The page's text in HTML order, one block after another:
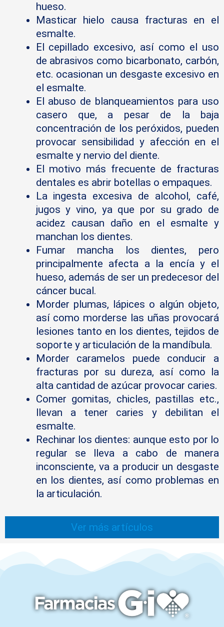
hueso.
Masticar hielo causa fracturas en el
esmalte.
El cepillado excesivo, así como el uso
de abrasivos como bicarbonato, carbón,
etc. ocasionan un desgaste excesivo en
el esmalte.
El abuso de blanqueamientos para uso
casero que, a pesar de la baja
concentración de los peróxidos, pueden
provocar sensibilidad y afección en el
esmalte y nervio del diente.
El motivo más frecuente de fracturas
dentales es abrir botellas o empaques.
La ingesta excesiva de alcohol, café,
jugos y vino, ya que por su grado de
acidez causan daño en el esmalte y
manchan los dientes.
Fumar mancha los dientes, pero
principalmente afecta a la encía y el
hueso, además de ser un predecesor del
cáncer bucal.
Morder plumas, lápices o algún objeto,
así como morderse las uñas provocará
lesiones tanto en los dientes, tejidos de
soporte y articulación de la mandíbula.
Morder caramelos puede conducir a
fracturas por su dureza, así como la
alta cantidad de azúcar provocar caries.
Comer gomitas, chicles, pastillas etc.,
llevan a tener caries y debilitan el
esmalte.
Rechinar los dientes: aunque esto por lo
regular se lleva a cabo de manera
inconsciente, va a producir un desgaste
en los dientes, así como problemas en
la articulación.
Ver más artículos